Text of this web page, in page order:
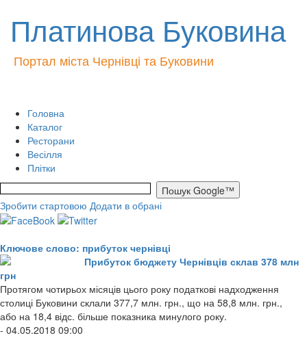
Платинова Буковина
Портал міста Чернівці та Буковини
Головна
Каталог
Ресторани
Весілля
Плітки
Зробити стартовою Додати в обрані
Ключове слово: прибуток чернівці
Прибуток бюджету Чернівців склав 378 млн
грн
Протягом чотирьох місяців цього року податкові надходження
столиці Буковини склали 377,7 млн. грн., що на 58,8 млн. грн.,
або на 18,4 відс. більше показника минулого року.
- 04.05.2018 09:00